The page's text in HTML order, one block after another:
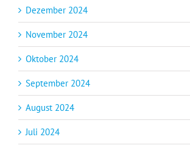
Dezember 2024
November 2024
Oktober 2024
September 2024
August 2024
Juli 2024